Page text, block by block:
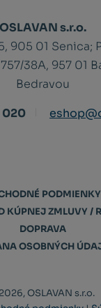
OSLAVAN s.r.o.
905 01 Senica;
38A, 957 01
Bedravou
020
PODMIENKY
KÚPNEJ ZMLUVY /
DOPRAVA
OSOBNÝCH
OSLAVAN s.r.o.